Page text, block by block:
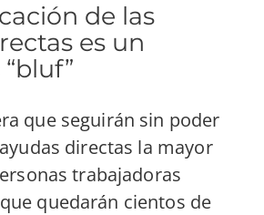
de las
es un
que seguirán sin poder
directas la mayor
trabajadoras
quedarán cientos de